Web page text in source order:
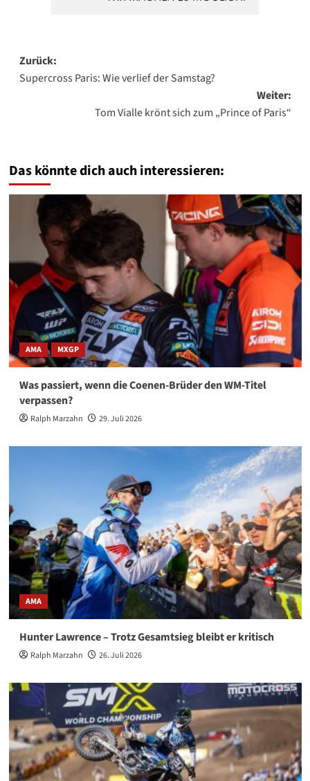
Beitragsnavigation
Zurück:
Supercross Paris: Wie verlief der Samstag?
Weiter:
Tom Vialle krönt sich zum „Prince of Paris“
Das könnte dich auch interessieren:
AMA MXGP
Was passiert, wenn die Coenen-Brüder den WM-Titel
verpassen?
Ralph Marzahn 29. Juli 2026
AMA
Hunter Lawrence – Trotz Gesamtsieg bleibt er kritisch
Ralph Marzahn 26. Juli 2026